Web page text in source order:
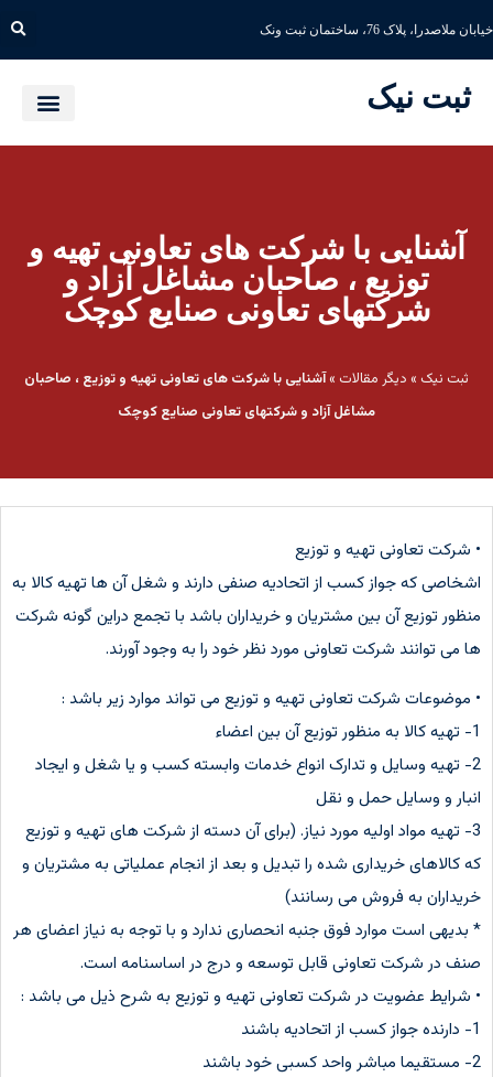
خیابان ملاصدرا، پلاک 76، ساختمان ثبت ونک
ثبت نیک
آشنایی با شرکت های تعاونی تهیه و
توزیع ، صاحبان مشاغل آزاد و
شرکتهای تعاونی صنایع کوچک
ثبت نیک » دیگر مقالات »آشنایی با شرکت های تعاونی تهیه و توزیع ، صاحبان
مشاغل آزاد و شرکتهای تعاونی صنایع کوچک
• شرکت تعاونی تهیه و توزیع
اشخاصی که جواز کسب از اتحادیه صنفی دارند و شغل آن ها تهیه کالا به
منظور توزیع آن بین مشتریان و خریداران باشد با تجمع دراین گونه شرکت
ها می توانند شرکت تعاونی مورد نظر خود را به وجود آورند.
• موضوعات شرکت تعاونی تهیه و توزیع می تواند موارد زیر باشد :
1- تهیه کالا به منظور توزیع آن بین اعضاء
2- تهیه وسایل و تدارک انواع خدمات وابسته کسب و یا شغل و ایجاد
انبار و وسایل حمل و نقل
3- تهیه مواد اولیه مورد نیاز. (برای آن دسته از شرکت های تهیه و توزیع
که کالاهای خریداری شده را تبدیل و بعد از انجام عملیاتی به مشتریان و
خریداران به فروش می رسانند)
* بدیهی است موارد فوق جنبه انحصاری ندارد و با توجه به نیاز اعضای هر
صنف در شرکت تعاونی قابل توسعه و درج در اساسنامه است.
• شرایط عضویت در شرکت تعاونی تهیه و توزیع به شرح ذیل می باشد :
1- دارنده جواز کسب از اتحادیه باشند
2- مستقیما مباشر واحد کسبی خود باشند